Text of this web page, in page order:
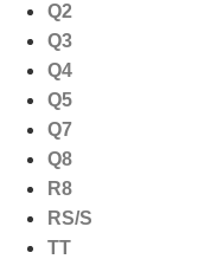
Q2
Q3
Q4
Q5
Q7
Q8
R8
RS/S
TT